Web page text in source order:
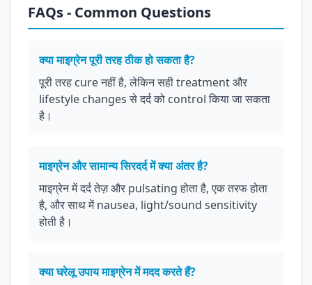
FAQs - Common Questions
क्या माइग्रेन पूरी तरह ठीक हो सकता है?
पूरी तरह cure नहीं है, लेकिन सही treatment और
lifestyle changes से दर्द को control किया जा सकता
है।
माइग्रेन और सामान्य सिरदर्द में क्या अंतर है?
माइग्रेन में दर्द तेज़ और pulsating होता है, एक तरफ होता
है, और साथ में nausea, light/sound sensitivity
होती है।
क्या घरेलू उपाय माइग्रेन में मदद करते हैं?